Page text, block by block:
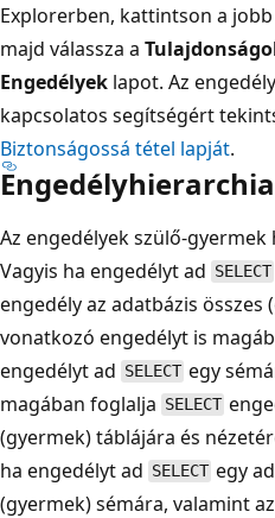
Explorerben, kattintson a
majd válassza a
Engedélyek lapot. Az
kapcsolatos segítségért
Biztonságossá tétel lapját.
Engedélyhierarchia
Az engedélyek szülő-
Vagyis ha engedélyt ad SELECT
engedély az adatbázis összes
vonatkozó engedélyt is
engedélyt ad SELECT egy
magában foglalja SELECT
(gyermek) táblájára és
ha engedélyt ad SELECT egy
(gyermek) sémára, valamint